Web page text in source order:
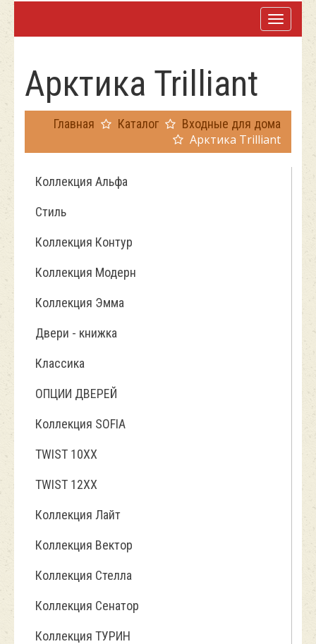
Арктика Trilliant
Главная Каталог Входные для дома
Арктика Trilliant
Коллекция Альфа
Стиль
Коллекция Контур
Коллекция Модерн
Коллекция Эмма
Двери - книжка
Классика
ОПЦИИ ДВЕРЕЙ
Коллекция SOFIA
TWIST 10ХХ
TWIST 12XX
Коллекция Лайт
Коллекция Вектор
Коллекция Стелла
Коллекция Сенатор
Коллекция ТУРИН